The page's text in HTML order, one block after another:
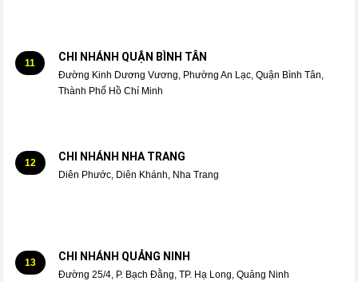
11 CHI NHÁNH QUẬN BÌNH TÂN
Đường Kinh Dương Vương, Phường An Lạc, Quận Bình Tân,
Thành Phố Hồ Chí Minh
12 CHI NHÁNH NHA TRANG
Diên Phước, Diên Khánh, Nha Trang
13 CHI NHÁNH QUẢNG NINH
Đường 25/4, P. Bạch Đằng, TP. Hạ Long, Quảng Ninh